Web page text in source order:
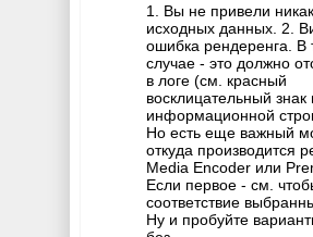
1. Вы не привели
исходных данных. 2.
ошибка рендеренга. В
случае - это должно
в логе (см. красный
восклицательный знак
информационной
Но есть еще важный
откуда производится
Media Encoder или
Если первое - см.
соответствие
Ну и пробуйте